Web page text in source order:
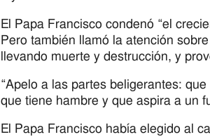
El Papa Francisco condenó “el
Pero también llamó la atención
llevando muerte y destrucción, y
“Apelo a las partes beligerantes:
que tiene hambre y que aspira a un
El Papa Francisco había elegido al